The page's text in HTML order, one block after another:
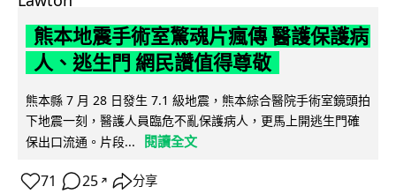
熊本地震手術室驚魂片瘋傳 醫護保護病
人、逃生門 網民讚值得尊敬
熊本縣 7 月 28 日發生 7.1 級地震，熊本綜合醫院手術室鏡頭拍
下地震一刻，醫護人員臨危不亂保護病人，更馬上開逃生門確
保出口流通。片段...
閱讀全文
71 25 ↗ 分享